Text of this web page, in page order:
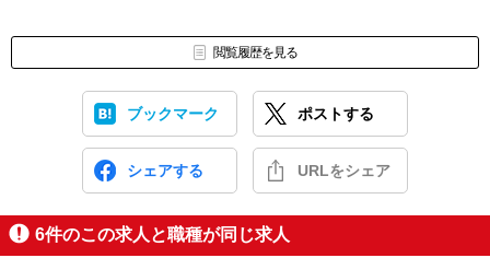
閲覧履歴を見る
ブックマーク ポストする
シェアする URLをシェア
6件のこの求人と職種が同じ求人